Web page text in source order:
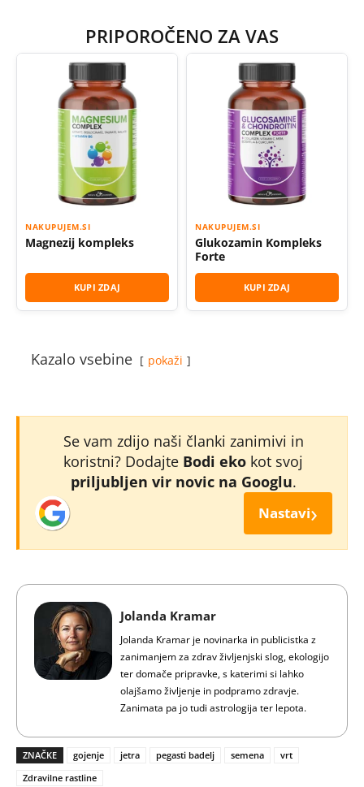
PRIPOROČENO ZA VAS
NAKUPUJEM.SI
Magnezij kompleks
KUPI ZDAJ
NAKUPUJEM.SI
Glukozamin Kompleks
Forte
KUPI ZDAJ
Kazalo vsebine pokaži
Se vam zdijo naši članki zanimivi in
koristni? Dodajte Bodi eko kot svoj
priljubljen vir novic na Googlu.
Nastavi›
Jolanda Kramar
Jolanda Kramar je novinarka in publicistka z
zanimanjem za zdrav življenjski slog, ekologijo
ter domače pripravke, s katerimi si lahko
olajšamo življenje in podpramo zdravje.
Zanimata pa jo tudi astrologija ter lepota.
ZNAČKE gojenje jetra pegasti badelj semena
vrt
Zdravilne rastline